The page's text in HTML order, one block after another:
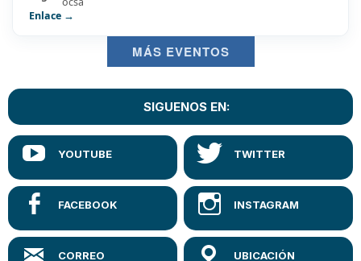
Enlace →
MÁS EVENTOS
SIGUENOS EN: